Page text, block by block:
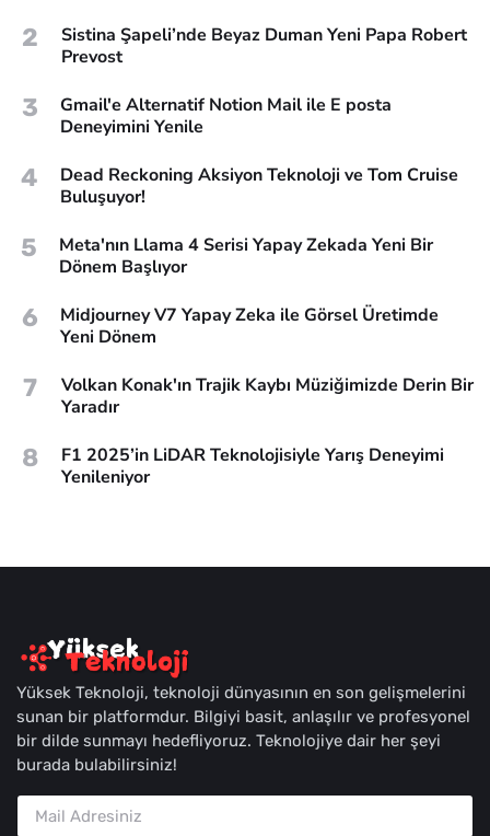
2
Sistina Şapeli’nde Beyaz Duman Yeni Papa Robert
Prevost
3
Gmail'e Alternatif Notion Mail ile E posta
Deneyimini Yenile
4
Dead Reckoning Aksiyon Teknoloji ve Tom Cruise
Buluşuyor!
5
Meta'nın Llama 4 Serisi Yapay Zekada Yeni Bir
Dönem Başlıyor
6
Midjourney V7 Yapay Zeka ile Görsel Üretimde
Yeni Dönem
7
Volkan Konak'ın Trajik Kaybı Müziğimizde Derin Bir
Yaradır
8
F1 2025’in LiDAR Teknolojisiyle Yarış Deneyimi
Yenileniyor
Yüksek Teknoloji, teknoloji dünyasının en son gelişmelerini
sunan bir platformdur. Bilgiyi basit, anlaşılır ve profesyonel
bir dilde sunmayı hedefliyoruz. Teknolojiye dair her şeyi
burada bulabilirsiniz!